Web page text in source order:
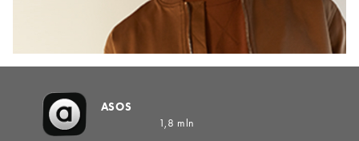
ASOS
1,8 mln